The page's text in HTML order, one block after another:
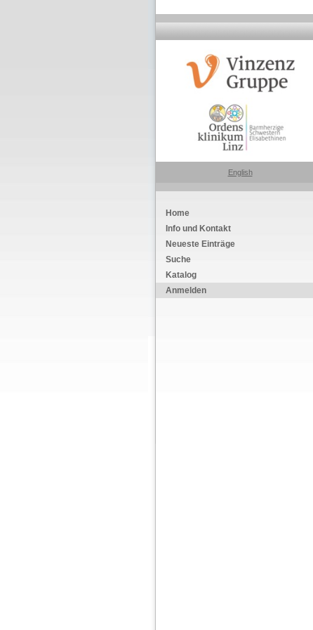
English
Home
Info und Kontakt
Neueste Einträge
Suche
Katalog
Anmelden